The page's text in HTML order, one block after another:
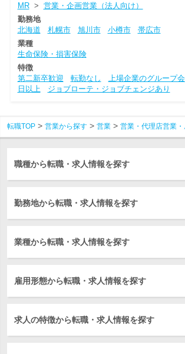
MR> 営業・企画営業（法人向け）
勤務地
北海道
札幌市 旭川市 小樽市
帯広市
業種
生命保険・損害保険
特徴
第二新卒歓迎
転勤なし 上場企業のグループ
日以上
ジョブローテ・ジョブチェンジあり
転職TOP 営業から探す 営業 営業・代理店営業
職種から転職・求人情報を探す
勤務地から転職・求人情報を探す
業種から転職・求人情報を探す
雇用形態から転職・求人情報を探す
求人の特徴から転職・求人情報を探す